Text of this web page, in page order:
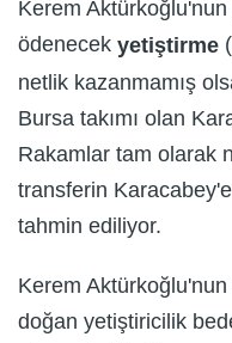
Kerem
ödenecek yetiştirme (
netlik kazanmamış
Bursa takımı olan
Rakamlar tam olarak
transferin
tahmin ediliyor.
Kerem
doğan yetiştiricilik